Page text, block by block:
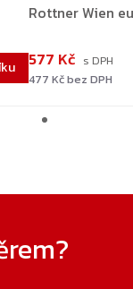
Rottner Wien
477 Kč bez DPH
577 Kč